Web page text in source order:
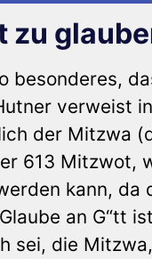
zu
besonderes,
verweist
der Mitzwa
613 Mitzwot,
kann, da
an G“tt
sei, die